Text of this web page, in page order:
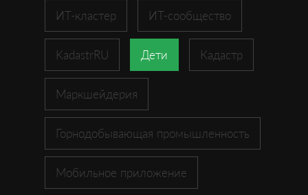
ИТ-кластер ИТ-сообщество
KadastrRU Дети Кадастр
Маркшейдерия
Горнодобывающая промышленность
Мобильное приложение